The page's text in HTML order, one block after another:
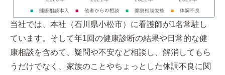
当社では、本社（石川県小松市）に看護師が1名常駐し
ています。そして年1回の健康診断の結果や日常的な健
康相談を含めて、疑問や不安など相談し、解消してもら
うだけでなく、家族のことやちょっとした体調不良に関